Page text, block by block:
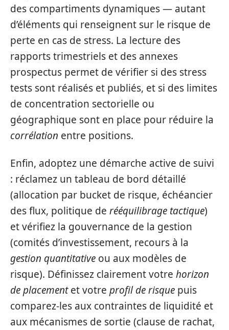
des compartiments dynamiques — autant
d’éléments qui renseignent sur le risque de
perte en cas de stress. La lecture des
rapports trimestriels et des annexes
prospectus permet de vérifier si des stress
tests sont réalisés et publiés, et si des limites
de concentration sectorielle ou
géographique sont en place pour réduire la
corrélation entre positions.
Enfin, adoptez une démarche active de suivi
: réclamez un tableau de bord détaillé
(allocation par bucket de risque, échéancier
des flux, politique de rééquilibrage tactique)
et vérifiez la gouvernance de la gestion
(comités d’investissement, recours à la
gestion quantitative ou aux modèles de
risque). Définissez clairement votre horizon
de placementet votre profil de risque puis
comparez-les aux contraintes de liquidité et
aux mécanismes de sortie (clause de rachat,